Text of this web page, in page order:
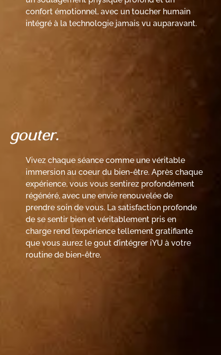
confort émotionnel, avec un toucher humain
intégré à la technologie jamais vu auparavant.
gouter.
Vivez chaque séance comme une véritable
immersion au coeur du bien-être. Après chaque
expérience, vous vous sentirez profondément
régénéré, avec une envie renouvelée de
prendre soin de vous. La satisfaction profonde
de se sentir bien et véritablement pris en
charge rend l’expérience tellement gratifiante
que vous aurez le gout d’intégrer iYU à votre
routine de bien-être.